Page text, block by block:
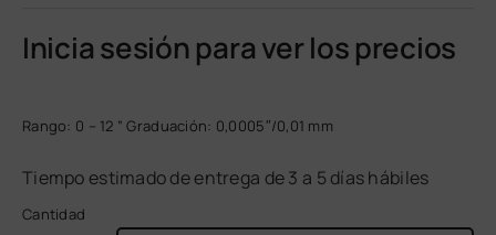
Inicia sesión para ver los precios
Rango: 0 – 12 ” Graduación: 0,0005″/0,01 mm
Tiempo estimado de entrega de 3 a 5 días hábiles
Cantidad